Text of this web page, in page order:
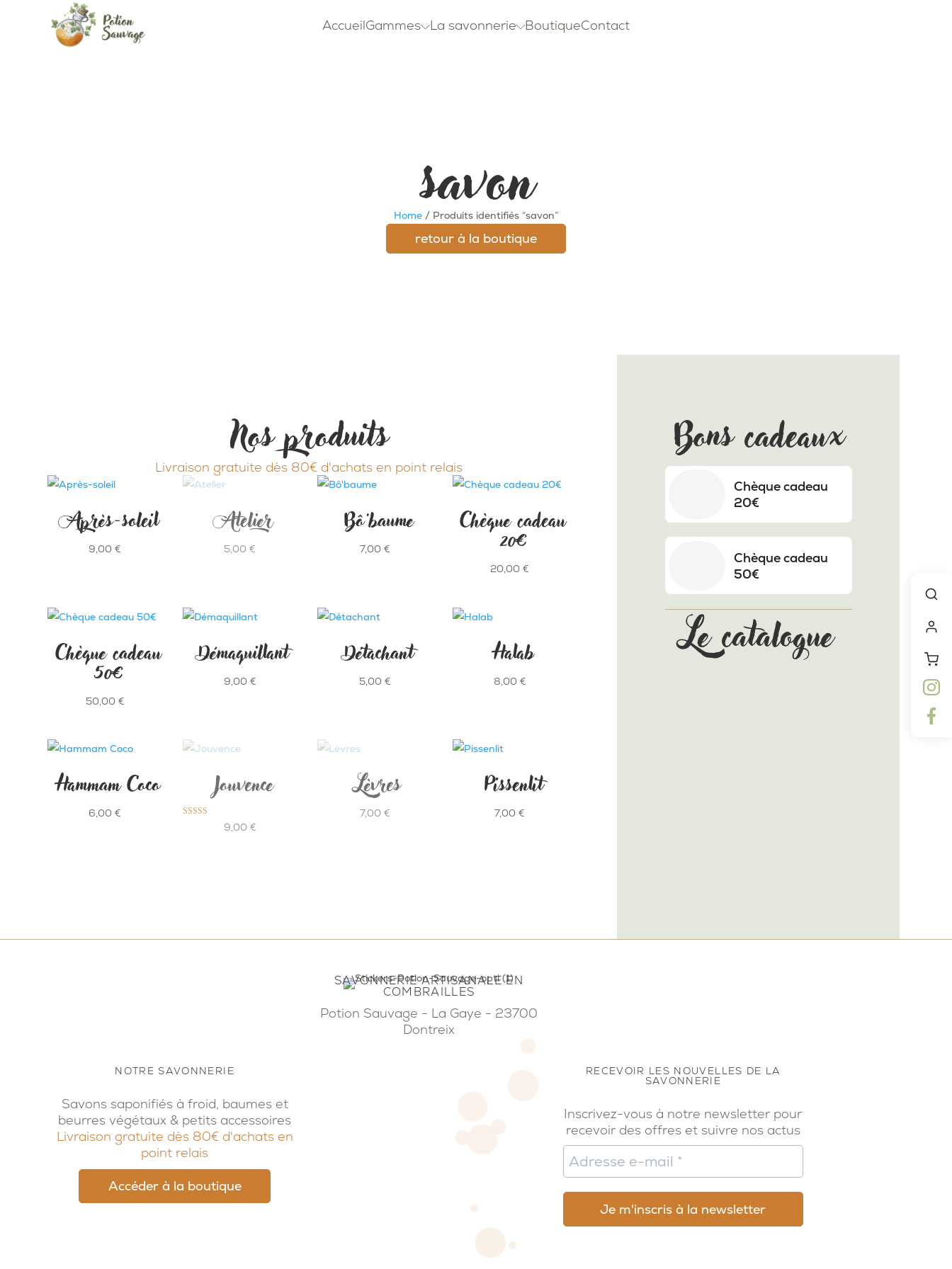
AccueilGammes La savonnerie BoutiqueContact
savon
Home / Produits identifiés “savon”
retour à la boutique
Nos produits
Livraison gratuite dès 80€ d'achats en point relais
Après-soleil
9,00€
Atelier
5,00€
Bô’baume
7,00 €
Chèque cadeau
20€
20,00€
Chèque cadeau
50€
50,00 €
Démaquillant
9,00 €
Détachant
5,00 €
Halab
8,00 €
Hammam Coco
6,00€
Jouvence
9,00 €
Lèvres
7,00 €
Pissenlit
7,00€
Bons cadeaux
Chèque cadeau
20€
Chèque cadeau
50€
Le catalogue
NOTRE SAVONNERIE
Savons saponifiés à froid, baumes et
beurres végétaux & petits accessoires
Livraison gratuite dès 80€ d'achats en
point relais
Accéder à la boutique
SAVONNERIE ARTISANALE EN
COMBRAILLES
Potion Sauvage - La Gaye - 23700
Dontreix
RECEVOIR LES NOUVELLES DE LA
SAVONNERIE
Inscrivez-vous à notre newsletter pour
recevoir des offres et suivre nos actus